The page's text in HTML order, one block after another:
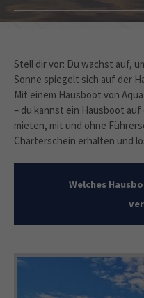
Stell dir vor: Du wachst auf,
Sonne spiegelt sich auf der
Mit einem Hausboot von
– du kannst ein Hausboot
mieten, mit und ohne
Charterschein erhalten und
Welches